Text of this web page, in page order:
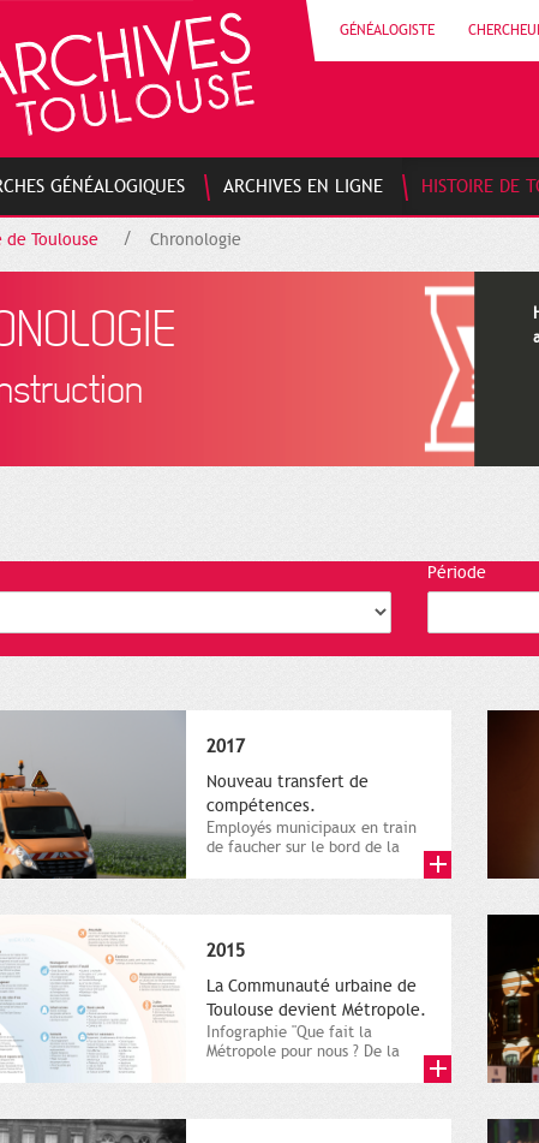
GÉNÉALOGISTE
GÉNÉALOGIQUES ARCHIVES EN LIGNE HISTOIRE DE
de Toulouse Chronologie
Période
2017
Nouveau transfert de
compétences.
Employés municipaux en train
de faucher sur le bord de la
2015
La Communauté urbaine de
Toulouse devient Métropole.
Infographie "Que fait la
Métropole pour nous ? De la